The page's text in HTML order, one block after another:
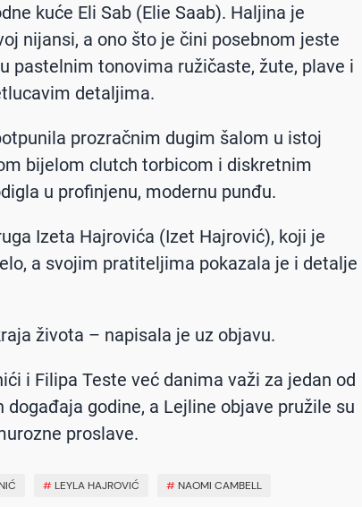
kuće Eli Sab (Elie Saab). Haljina je
nijansi, a ono što je čini posebnom jeste
pastelnim tonovima ružičaste, žute, plave i
detaljima.
prozračnim dugim šalom u istoj
bijelom clutch torbicom i diskretnim
u profinjenu, modernu punđu.
Izeta Hajrovića (Izet Hajrović), koji je
a svojim pratiteljima pokazala je i detalje
života – napisala je uz objavu.
i Filipa Teste već danima važi za jedan od
godine, a Lejline objave pružile su
proslave.
# LEYLA HAJROVIĆ # NAOMI CAMBELL